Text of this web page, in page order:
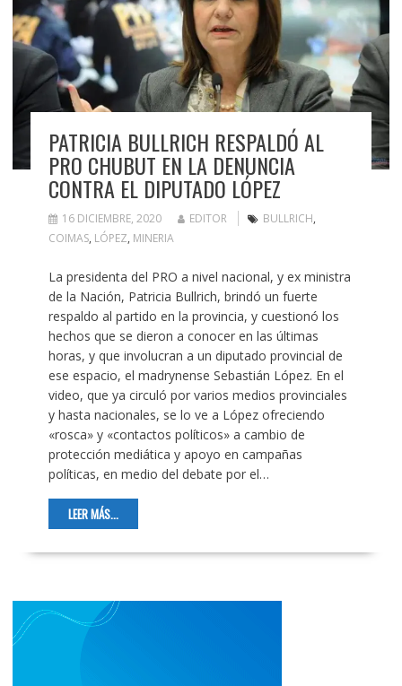
PATRICIA BULLRICH RESPALDÓ AL
PRO CHUBUT EN LA DENUNCIA
CONTRA EL DIPUTADO LÓPEZ
16 DICIEMBRE, 2020 EDITOR BULLRICH,
COIMAS, LÓPEZ, MINERIA
La presidenta del PRO a nivel nacional, y ex ministra
de la Nación, Patricia Bullrich, brindó un fuerte
respaldo al partido en la provincia, y cuestionó los
hechos que se dieron a conocer en las últimas
horas, y que involucran a un diputado provincial de
ese espacio, el madrynense Sebastián López. En el
video, que ya circuló por varios medios provinciales
y hasta nacionales, se lo ve a López ofreciendo
«rosca» y «contactos políticos» a cambio de
protección mediática y apoyo en campañas
políticas, en medio del debate por el…
LEER MÁS...